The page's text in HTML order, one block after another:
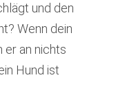
und den
Wenn dein
er an nichts
Hund ist